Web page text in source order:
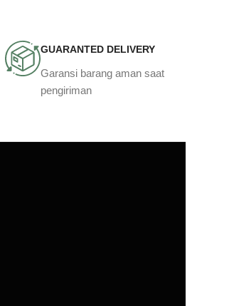
GUARANTED DELIVERY
Garansi barang aman saat
pengiriman